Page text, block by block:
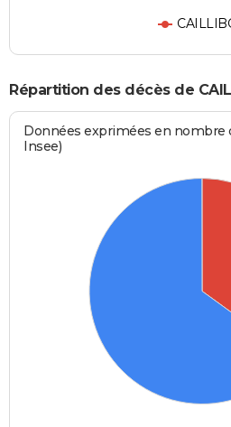
Répartition des décès de
Données exprimées en nombre
Insee)